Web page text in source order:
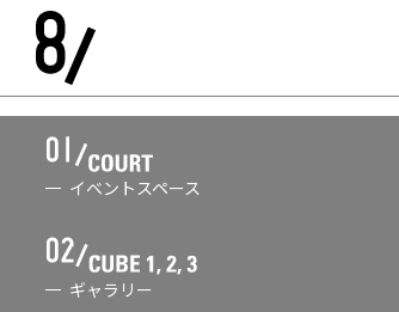
イベントスペース
ギャラリー